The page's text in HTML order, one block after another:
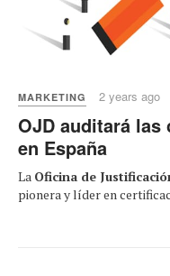
MARKETING 2 years ago
OJD auditará las
en España
La Oficina de
pionera y líder en